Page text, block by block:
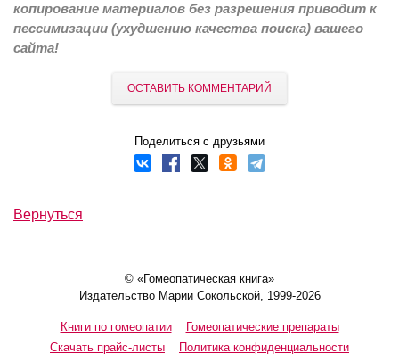
копирование материалов без разрешения приводит к
пессимизации (ухудшению качества поиска) вашего
сайта!
ОСТАВИТЬ КОММЕНТАРИЙ
Поделиться с друзьями
Вернуться
© «Гомеопатическая книга»
Издательство Марии Сокольской, 1999-2026
Книги по гомеопатии
Гомеопатические препараты
Скачать прайс-листы
Политика конфиденциальности